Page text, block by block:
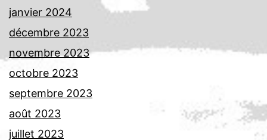
janvier 2024
décembre 2023
novembre 2023
octobre 2023
septembre 2023
août 2023
juillet 2023